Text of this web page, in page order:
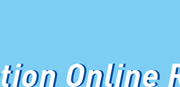
Online